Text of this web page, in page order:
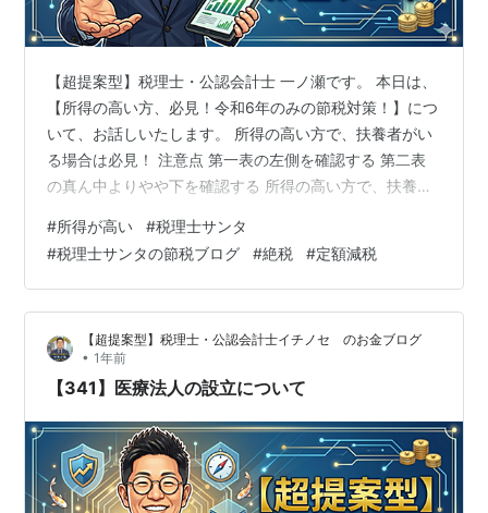
【超提案型】税理士・公認会計士 一ノ瀬です。 本日は、
【所得の高い方、必見！令和6年のみの節税対策！】につ
いて、お話しいたします。 所得の高い方で、扶養者がい
る場合は必見！ 注意点 第一表の左側を確認する 第二表
の真ん中よりやや下を確認する 所得の高い方で、扶養者
の節税対策をお伝えいたします。 対象となる方は、以下
の1〜3のすべてを満たす方です。 お子さんが2名以上い
て、1人以上16歳未満のお子さんがいる方 配偶者も103万
円以上給与がある方 ご自身の2024年分の合計所得金額が
1,805万円超の方 です。 これらすべてを満たす方は、16
#所得が高い #税理士サンタ
#税理士サンタの節税ブログ #絶税 #定額減税
【超提案型】税理士・公認会計士イチノセ のお金ブログ
• 1年前
【341】医療法人の設立について